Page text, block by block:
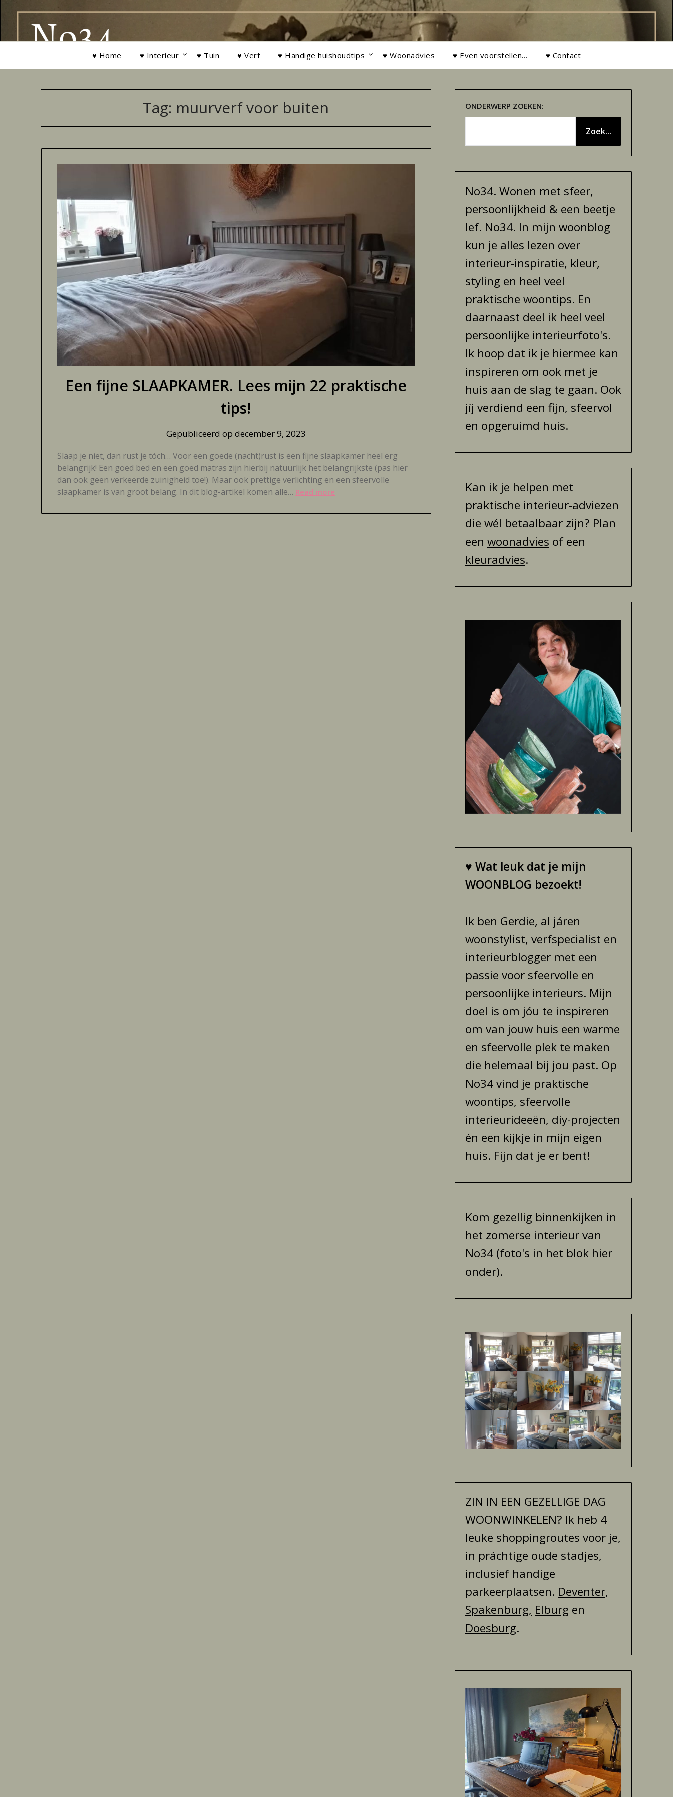
inhoud
♥ Home ♥ Interieur ♥ Tuin ♥ Verf ♥ Handige huishoudtips ♥ Woonadvies ♥ Even voorstellen… ♥ Contact
Tag: muurverf voor buiten
Een fijne SLAAPKAMER. Lees mijn 22 praktische
tips!
Gepubliceerd op december 9, 2023
Slaap je niet, dan rust je tóch… Voor een goede (nacht)rust is een fijne slaapkamer heel erg
belangrijk! Een goed bed en een goed matras zijn hierbij natuurlijk het belangrijkste (pas hier
dan ook geen verkeerde zuinigheid toe!). Maar ook prettige verlichting en een sfeervolle
slaapkamer is van groot belang. In dit blog-artikel komen alle… Read more
ONDERWERP ZOEKEN:
Zoek...
No34. Wonen met sfeer,
persoonlijkheid & een beetje
lef. No34. In mijn woonblog
kun je alles lezen over
interieur-inspiratie, kleur,
styling en heel veel
praktische woontips. En
daarnaast deel ik heel veel
persoonlijke interieurfoto's.
Ik hoop dat ik je hiermee kan
inspireren om ook met je
huis aan de slag te gaan. Ook
jíj verdiend een fijn, sfeervol
en opgeruimd huis.
Kan ik je helpen met
praktische interieur-adviezen
die wél betaalbaar zijn? Plan
een woonadvies of een
kleuradvies.
♥ Wat leuk dat je mijn
WOONBLOG bezoekt!
Ik ben Gerdie, al járen
woonstylist, verfspecialist en
interieurblogger met een
passie voor sfeervolle en
persoonlijke interieurs. Mijn
doel is om jóu te inspireren
om van jouw huis een warme
en sfeervolle plek te maken
die helemaal bij jou past. Op
No34 vind je praktische
woontips, sfeervolle
interieurideeën, diy-projecten
én een kijkje in mijn eigen
huis. Fijn dat je er bent!
Kom gezellig binnenkijken in
het zomerse interieur van
No34 (foto's in het blok hier
onder).
ZIN IN EEN GEZELLIGE DAG
WOONWINKELEN? Ik heb 4
leuke shoppingroutes voor je,
in práchtige oude stadjes,
inclusief handige
parkeerplaatsen. Deventer,
Spakenburg, Elburg en
Doesburg.